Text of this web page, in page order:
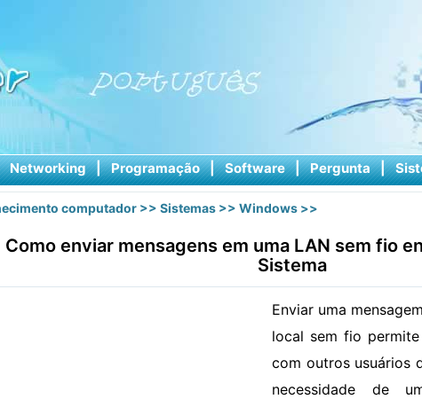
Networking | Programação | Software | Pergunta |
computador >> Sistemas >> Windows >>
Como enviar mensagens em uma LAN sem fio
Sistema
Enviar uma
local sem fio
com outros usuários
necessidade de